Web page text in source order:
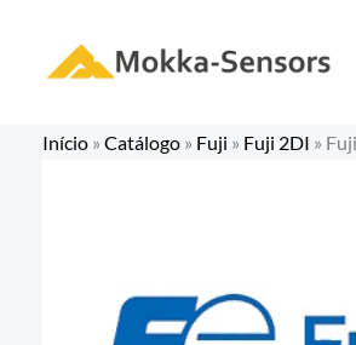
Início » Catálogo » Fuji » Fuji 2DI »